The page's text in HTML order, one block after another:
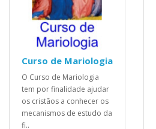
Curso de Mariologia
O Curso de Mariologia
tem por finalidade ajudar
os cristãos a conhecer os
mecanismos de estudo da
fi..